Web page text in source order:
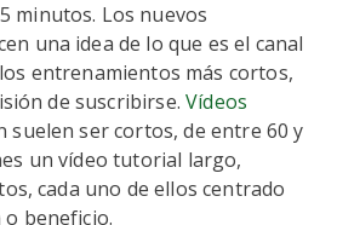
minutos. Los nuevos
una idea de lo que es el canal
entrenamientos más cortos,
de suscribirse.Vídeos
suelen ser cortos, de entre 60 y
un vídeo tutorial largo,
cada uno de ellos centrado
beneficio.